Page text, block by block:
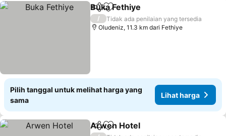
BagikanTambahkan ke favorit
Buka Fethiye
/
Tidak ada penilaian yang tersedia
Oludeniz, 11.3 km dari Fethiye
Pilih tanggal untuk melihat harga yang
sama
Lihat harga
BagikanTambahkan ke favorit
Arwen Hotel